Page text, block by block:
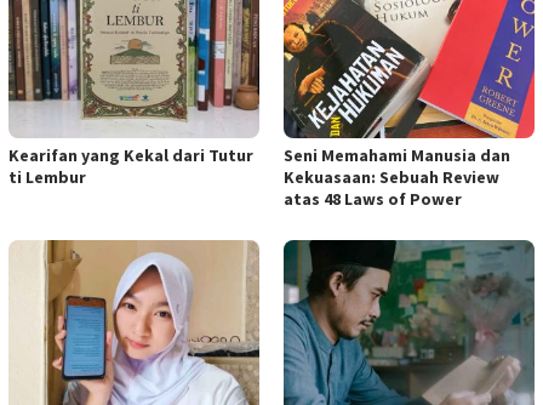
Kearifan yang Kekal dari Tutur
ti Lembur
Seni Memahami Manusia dan
Kekuasaan: Sebuah Review
atas 48 Laws of Power